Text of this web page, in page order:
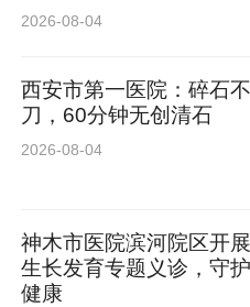
2026-08-04
西安市第一医院：碎石
刀，60分钟无创清石
2026-08-04
神木市医院滨河院区开
生长发育专题义诊，守
健康